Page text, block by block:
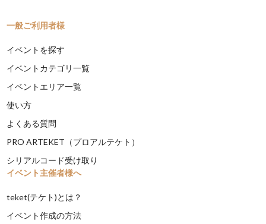
一般ご利用者様
イベントを探す
イベントカテゴリ一覧
イベントエリア一覧
使い方
よくある質問
PRO ARTEKET（プロアルテケト）
シリアルコード受け取り
イベント主催者様へ
teket(テケト)とは？
イベント作成の方法